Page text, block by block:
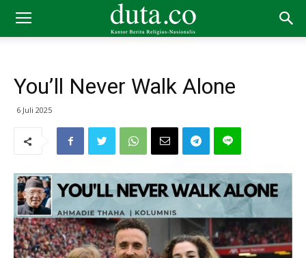
You’ll Never Walk Alone
6 Juli 2025